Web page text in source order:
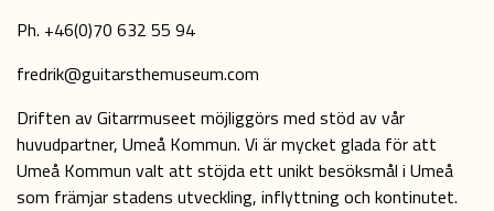
Ph. +46(0)70 632 55 94
fredrik@guitarsthemuseum.com
Driften av Gitarrmuseet möjliggörs med stöd av vår
huvudpartner, Umeå Kommun. Vi är mycket glada för att
Umeå Kommun valt att stöjda ett unikt besöksmål i Umeå
som främjar stadens utveckling, inflyttning och kontinutet.